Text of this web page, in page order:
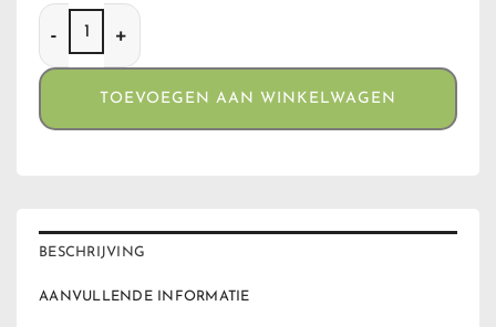
V Syndicate Syndicase 360 Pantheress aantal
TOEVOEGEN AAN WINKELWAGEN
BESCHRIJVING
AANVULLENDE INFORMATIE